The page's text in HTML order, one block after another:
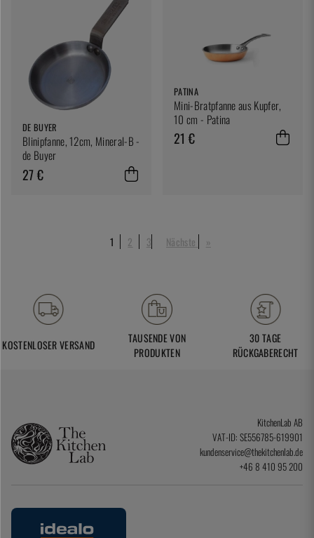
DE BUYER
Blinipfanne, 12cm, Mineral-B -
de Buyer
27 €
PATINA
Mini-Bratpfanne aus Kupfer,
10 cm - Patina
21 €
1 2 3 Nächste »
KOSTENLOSER VERSAND
TAUSENDE VON
PRODUKTEN
30 TAGE
RÜCKGABERECHT
KitchenLab AB
VAT-ID: SE556785-619901
kundenservice@thekitchenlab.de
+46 8 410 95 200